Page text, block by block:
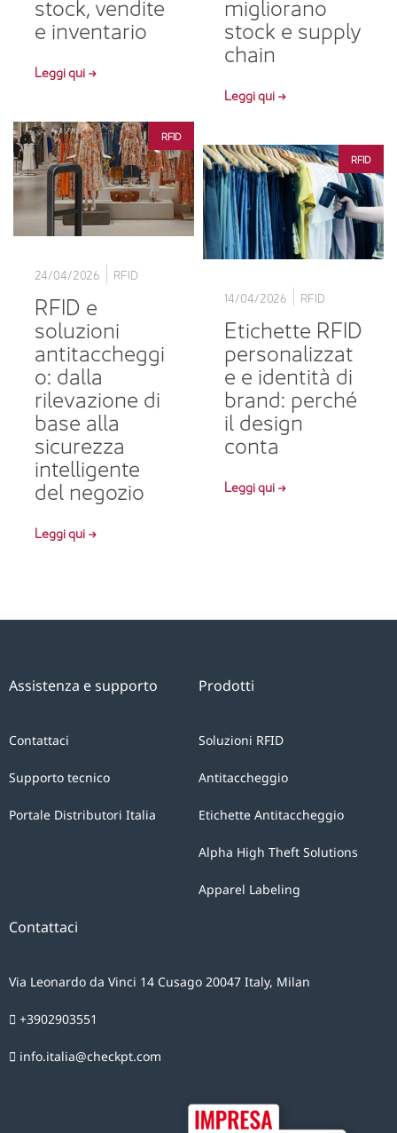
e inventario
Leggi qui →
stock e supply
chain
Leggi qui →
RFID
24/04/2026 RFID
RFID e
soluzioni
antitaccheggi
o: dalla
rilevazione di
base alla
sicurezza
intelligente
del negozio
Leggi qui →
RFID
14/04/2026 RFID
Etichette RFID
personalizzat
e e identità di
brand: perché
il design
conta
Leggi qui →
Prodotti
Soluzioni RFID
Antitaccheggio
Etichette Antitaccheggio
Alpha High Theft Solutions
Apparel Labeling
Assistenza e supporto
Contattaci
Supporto tecnico
Portale Distributori Italia
Contattaci
Via Leonardo da Vinci 14 Cusago 20047 Italy, Milan
+3902903551
info.italia@checkpt.com